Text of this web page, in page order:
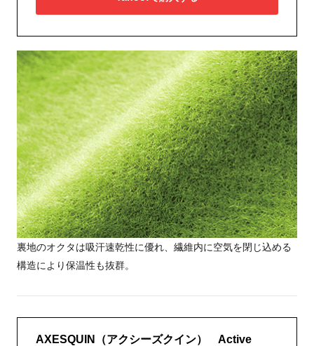
裏地のオクタは吸汗速乾性に優れ、繊維内に空気を閉じ込める
構造により保温性も抜群。
AXESQUIN（アクシーズクイン） Active